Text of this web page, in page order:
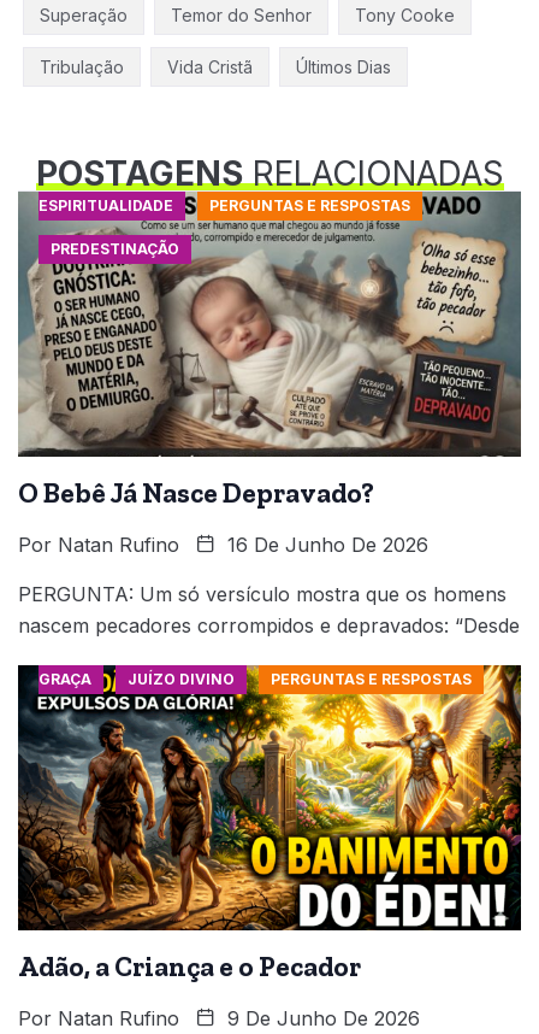
Superação Temor do Senhor Tony Cooke
Tribulação Vida Cristã Últimos Dias
POSTAGENSRELACIONADAS
ESPIRITUALIDADE PERGUNTAS E RESPOSTAS
PREDESTINAÇÃO
O Bebê Já Nasce Depravado?
Por Natan Rufino 16 De Junho De 2026
PERGUNTA: Um só versículo mostra que os homens
nascem pecadores corrompidos e depravados: “Desde
GRAÇA JUÍZO DIVINO PERGUNTAS E RESPOSTAS
Adão, a Criança e o Pecador
Por Natan Rufino 9 De Junho De 2026